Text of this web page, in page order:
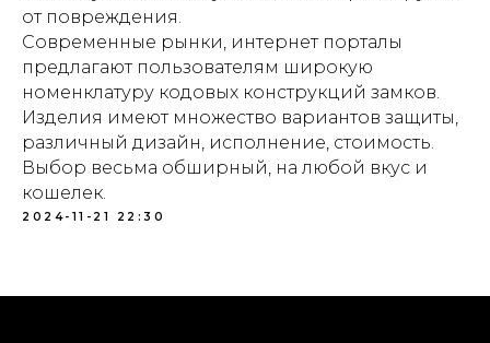
от повреждения.
Современные рынки, интернет порталы
предлагают пользователям широкую
номенклатуру кодовых конструкций замков.
Изделия имеют множество вариантов защиты,
различный дизайн, исполнение, стоимость.
Выбор весьма обширный, на любой вкус и
кошелек.
2024-11-21 22:30